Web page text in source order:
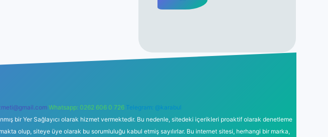
Whatsapp: 0262 606 0 726 Telegram: @karabul
bir Yer Sağlayıcı olarak hizmet vermektedir. Bu nedenle, sitedeki içerikleri proaktif olarak denetleme
olup, siteye üye olarak bu sorumluluğu kabul etmiş sayılırlar. Bu internet sitesi, herhangi bir marka,